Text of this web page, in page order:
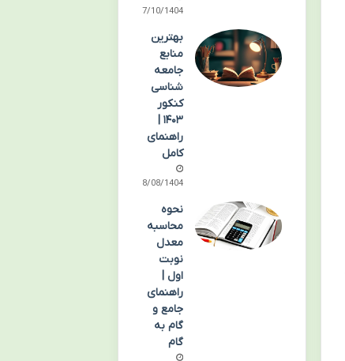
17/10/1404
بهترین
منابع
جامعه
شناسی
کنکور
۱۴۰۳ |
راهنمای
کامل
18/08/1404
نحوه
محاسبه
معدل
نوبت
اول |
راهنمای
جامع و
گام به
گام